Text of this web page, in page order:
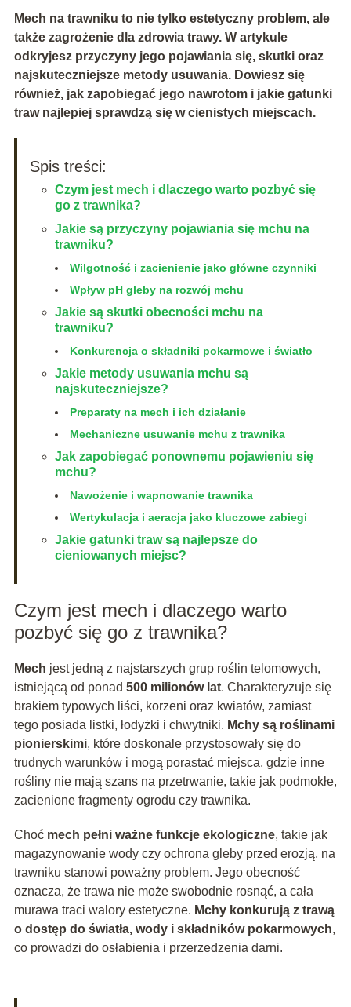
Mech na trawniku to nie tylko estetyczny problem, ale
także zagrożenie dla zdrowia trawy. W artykule
odkryjesz przyczyny jego pojawiania się, skutki oraz
najskuteczniejsze metody usuwania. Dowiesz się
również, jak zapobiegać jego nawrotom i jakie gatunki
traw najlepiej sprawdzą się w cienistych miejscach.
Spis treści:
Czym jest mech i dlaczego warto pozbyć się
go z trawnika?
Jakie są przyczyny pojawiania się mchu na
trawniku?
Wilgotność i zacienienie jako główne czynniki
Wpływ pH gleby na rozwój mchu
Jakie są skutki obecności mchu na
trawniku?
Konkurencja o składniki pokarmowe i światło
Jakie metody usuwania mchu są
najskuteczniejsze?
Preparaty na mech i ich działanie
Mechaniczne usuwanie mchu z trawnika
Jak zapobiegać ponownemu pojawieniu się
mchu?
Nawożenie i wapnowanie trawnika
Wertykulacja i aeracja jako kluczowe zabiegi
Jakie gatunki traw są najlepsze do
cieniowanych miejsc?
Czym jest mech i dlaczego warto
pozbyć się go z trawnika?
Mech jest jedną z najstarszych grup roślin telomowych,
istniejącą od ponad 500 milionów lat. Charakteryzuje się
brakiem typowych liści, korzeni oraz kwiatów, zamiast
tego posiada listki, łodyżki i chwytniki. Mchy są roślinami
pionierskimi, które doskonale przystosowały się do
trudnych warunków i mogą porastać miejsca, gdzie inne
rośliny nie mają szans na przetrwanie, takie jak podmokłe,
zacienione fragmenty ogrodu czy trawnika.
Choć mech pełni ważne funkcje ekologiczne, takie jak
magazynowanie wody czy ochrona gleby przed erozją, na
trawniku stanowi poważny problem. Jego obecność
oznacza, że trawa nie może swobodnie rosnąć, a cała
murawa traci walory estetyczne. Mchy konkurują z trawą
o dostęp do światła, wody i składników pokarmowych,
co prowadzi do osłabienia i przerzedzenia darni.